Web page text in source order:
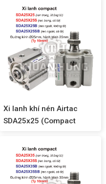
Xi lanh khí nén Airtac
SDA25x25 (Compact